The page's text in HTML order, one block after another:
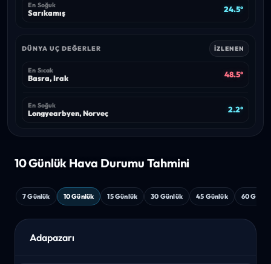
En Soğuk
Sarıkamış 24.5°
DÜNYA UÇ DEĞERLER İZLENEN
En Sıcak
Basra, Irak 48.5°
En Soğuk
Longyearbyen, Norveç 2.2°
10 Günlük Hava Durumu Tahmini
7 Günlük 10 Günlük 15 Günlük 30 Günlük 45 Günlük 60
Adapazarı